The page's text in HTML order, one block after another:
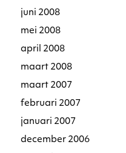
juni 2008
mei 2008
april 2008
maart 2008
maart 2007
februari 2007
januari 2007
december 2006